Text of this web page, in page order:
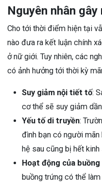
Nguyên nhân
Cho tới thời điểm hiện tại
nào đưa ra kết luận chính
ở nữ giới. Tuy nhiên, các
có ảnh hưởng tới thời kỳ
Suy giảm nội tiết tố:
cơ thể sẽ suy giảm
Yếu tố di truyền:
đình bạn có người mãn
hệ sau cũng bị hết kinh
Hoạt động của
buồng trứng có thể